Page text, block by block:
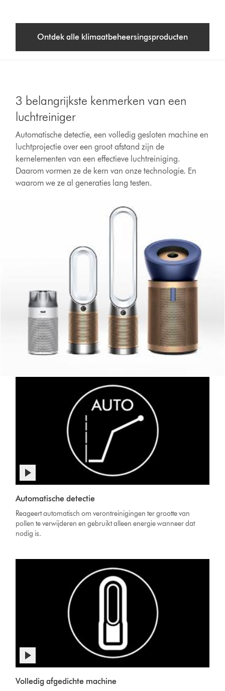
Ontdek alle klimaatbeheersingsproducten
3 belangrijkste kenmerken van een
luchtreiniger
Automatische detectie, een volledig gesloten machine en
luchtprojectie over een groot afstand zijn de
kernelementen van een effectieve luchtreiniging.
Daarom vormen ze de kern van onze technologie. En
waarom we ze al generaties lang testen.
Automatische detectie
Reageert automatisch om verontreinigingen ter grootte van
pollen te verwijderen en gebruikt alleen energie wanneer dat
nodig is.
Transcript
Videotranscript
openen
Volledig afgedichte machine